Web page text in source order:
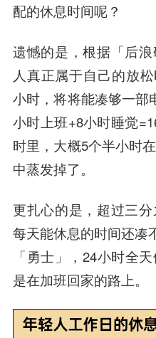
配的休息时间呢？
遗憾的是，根据「后
人真正属于自己的放
小时，将将能凑够一部
小时上班+8小时睡觉
时里，大概5个半小时
中蒸发掉了。
更扎心的是，超过三
每天能休息的时间还凑
「勇士」，24小时全
是在加班回家的路上。